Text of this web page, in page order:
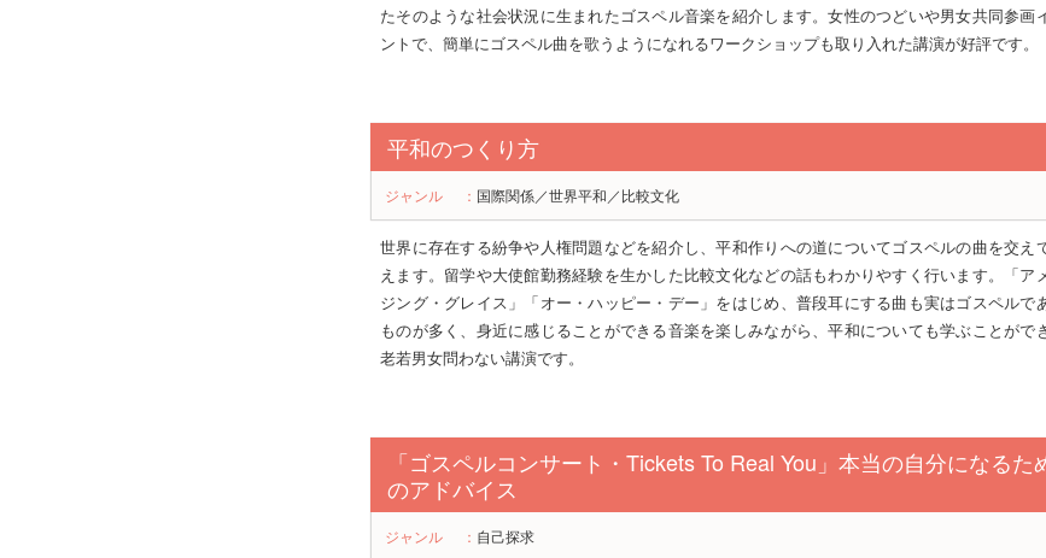
たそのような社会状況に生まれたゴスペル音楽を紹介します。女性のつどいや男女共同参画
ントで、簡単にゴスペル曲を歌うようになれるワークショップも取り入れた講演が好評です。
平和のつくり方
ジャンル ： 国際関係／世界平和／比較文化
世界に存在する紛争や人権問題などを紹介し、平和作りへの道についてゴスペルの曲を交え
えます。留学や大使館勤務経験を生かした比較文化などの話もわかりやすく行います。「ア
ジング・グレイス」「オー・ハッピー・デー」をはじめ、普段耳にする曲も実はゴスペルで
ものが多く、身近に感じることができる音楽を楽しみながら、平和についても学ぶことがで
老若男女問わない講演です。
「ゴスペルコンサート・Tickets To Real You」本当の自分になるた
のアドバイス
ジャンル ： 自己探求